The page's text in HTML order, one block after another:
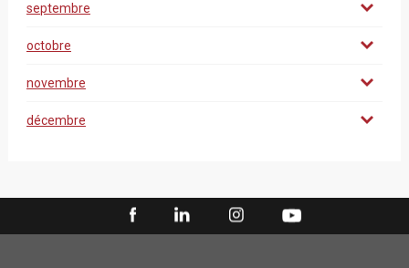
septembre
octobre
novembre
décembre